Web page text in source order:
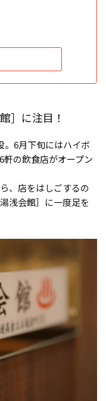
］に注目！
。6月下旬にはハイボ
の飲食店がオープン
、店をはしごするの
浅会館］に一度足を